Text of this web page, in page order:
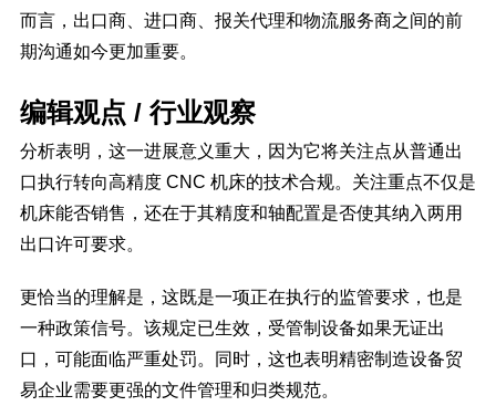
而言，出口商、进口商、报关代理和物流服务商之间的前
期沟通如今更加重要。
编辑观点 / 行业观察
分析表明，这一进展意义重大，因为它将关注点从普通出
口执行转向高精度 CNC 机床的技术合规。关注重点不仅是
机床能否销售，还在于其精度和轴配置是否使其纳入两用
出口许可要求。
更恰当的理解是，这既是一项正在执行的监管要求，也是
一种政策信号。该规定已生效，受管制设备如果无证出
口，可能面临严重处罚。同时，这也表明精密制造设备贸
易企业需要更强的文件管理和归类规范。